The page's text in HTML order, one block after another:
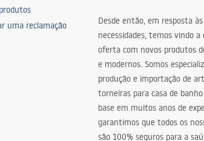
uma reclamação
Desde então, em resposta
necessidades, temos vindo
oferta com novos produtos
e modernos. Somos
produção e importação de
torneiras para casa de
base em muitos anos de
garantimos que todos os
são 100% seguros para a